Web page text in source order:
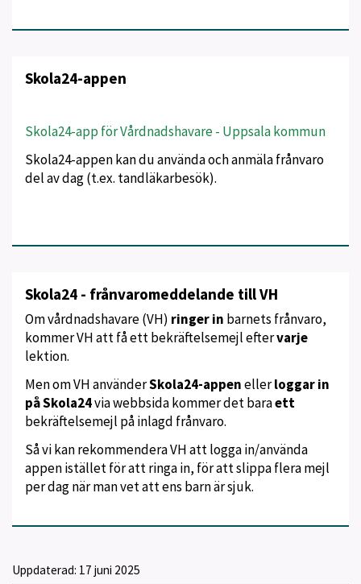
Skola24-appen
Skola24-app för Vårdnadshavare - Uppsala kommun
Skola24-appen kan du använda och anmäla frånvaro
del av dag (t.ex. tandläkarbesök).
Skola24 - frånvaromeddelande till VH
Om vårdnadshavare (VH) ringer in barnets frånvaro,
kommer VH att få ett bekräftelsemejl eftervarje
lektion.
Men om VH använderSkola24-appenellerloggar in
på Skola24via webbsida kommer det baraett
bekräftelsemejl på inlagd frånvaro.
Så vi kan rekommendera VH att logga in/använda
appen istället för att ringa in, för att slippa flera mejl
per dag när man vet att ens barn är sjuk.
Uppdaterad: 17 juni 2025